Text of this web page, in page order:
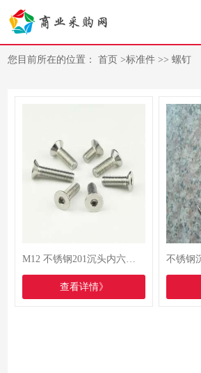
您目前所在的位置：首页>标准件 >>螺钉
M12 不锈钢201沉头内六角机螺钉 平头内六角螺丝 DIN7991厂家直销
查看详情》